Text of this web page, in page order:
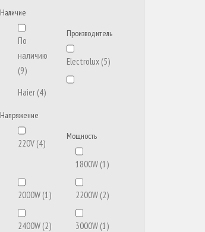
Наличие
По
наличию
(9)
Производитель
Electrolux(5)
Haier(4)
Напряжение
220V(4)
Мощность
1800W(1)
2000W(1) 2200W(2)
2400W(2) 3000W(1)